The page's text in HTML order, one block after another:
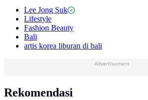
Lee Jong Suk
Lifestyle
Fashion Beauty
Bali
artis korea liburan di bali
Advertisement
Rekomendasi